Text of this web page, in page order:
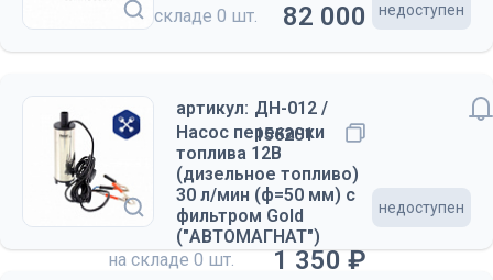
на складе 0 шт. 82 000 ₽недоступен
артикул: ДН-012 /
156201
Насос перекачки
топлива 12В
(дизельное топливо)
30 л/мин (ф=50 мм) c
фильтром Gold
("АВТОМАГНАТ")
на складе 0 шт. 1 350 ₽
недоступен